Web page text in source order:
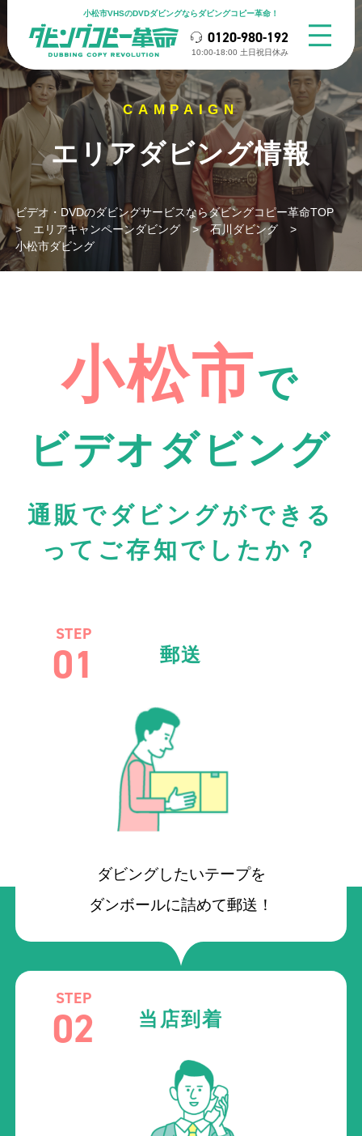
小松市VHSのDVDダビングならダビングコピー革命！
0120-980-192
10:00-18:00 ⼟⽇祝⽇休み
エリアダビング情報
ビデオ・DVDのダビングサービスならダビングコピー革命TOP
> エリアキャンペーンダビング >石川ダビング >
小松市ダビング
小松市で
ビデオダビング
通販でダビングができる
ってご存知でしたか？
STEP
01 郵送
ダビングしたいテープを
ダンボールに詰めて郵送！
STEP
02 当店到着